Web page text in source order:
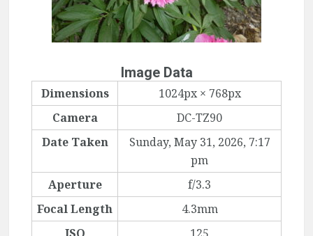
Image Data
Dimensions
1024px × 768px
Camera
DC-TZ90
Date Taken
Sunday, May 31, 2026, 7:17
pm
Aperture
f/3.3
Focal Length
4.3mm